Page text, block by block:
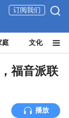
订阅我们
庭 文化
福音派联
播放